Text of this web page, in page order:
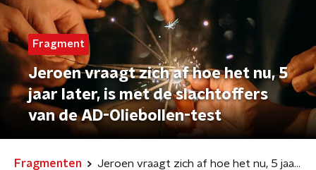
Fragment
Jeroen vraagt zich af hoe het nu, 5
jaar later, is met de slachtoffers
van de AD-Oliebollen-test
Fragmenten Jeroen vraagt zich af hoe het nu, 5 jaar later, is met de slachtoffers van de AD-Oliebollen-test